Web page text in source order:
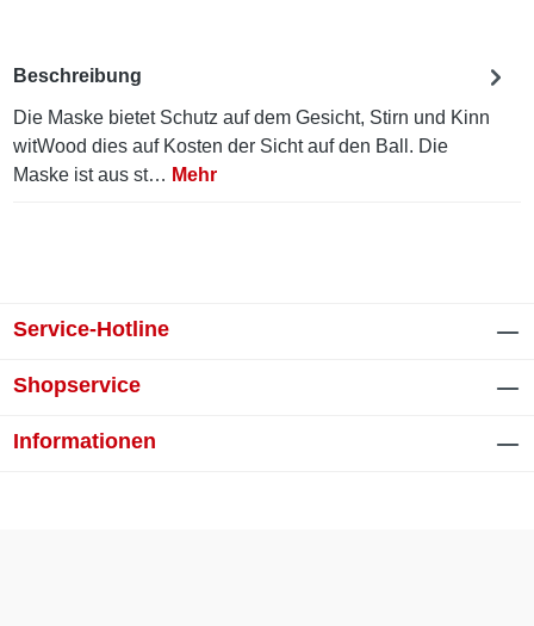
Beschreibung
Die Maske bietet Schutz auf dem Gesicht, Stirn und Kinn
witWood dies auf Kosten der Sicht auf den Ball. Die
Maske ist aus st… Mehr
Service-Hotline
Shopservice
Informationen